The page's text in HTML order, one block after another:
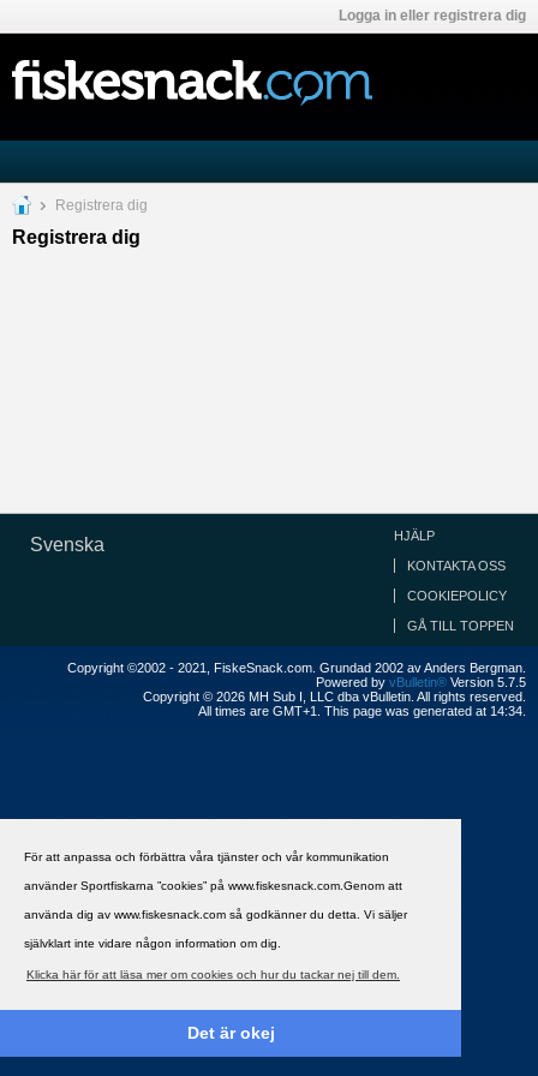
För att anpassa och förbättra våra tjänster och vår kommunikation
använder Sportfiskarna ”cookies” på www.fiskesnack.com.Genom att
använda dig av www.fiskesnack.com så godkänner du detta. Vi säljer
självklart inte vidare någon information om dig.
Klicka här för att läsa mer om cookies och hur du tackar nej till dem.
Det är okej
Logga in eller registrera dig
Registrera dig
Registrera dig
Svenska HJÄLP
KONTAKTA OSS
COOKIEPOLICY
GÅ TILL TOPPEN
Copyright ©2002 - 2021, FiskeSnack.com. Grundad 2002 av Anders Bergman.
Powered by vBulletin® Version 5.7.5
Copyright © 2026 MH Sub I, LLC dba vBulletin. All rights reserved.
All times are GMT+1. This page was generated at 14:34.